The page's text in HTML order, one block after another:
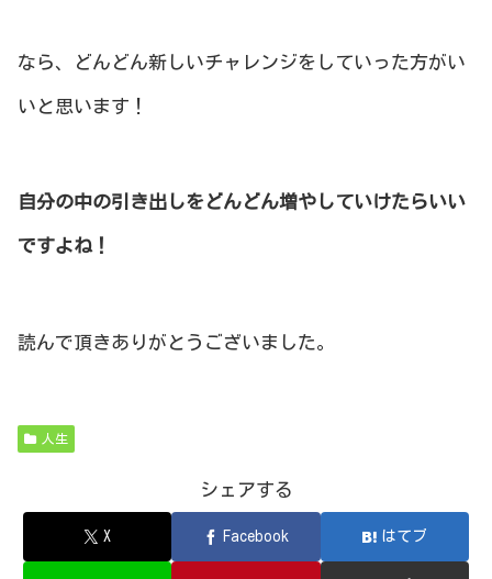
なら、どんどん新しいチャレンジをしていった方がい
いと思います！
自分の中の引き出しをどんどん増やしていけたらいい
ですよね！
読んで頂きありがとうございました。
人生
シェアする
X Facebook はてブ